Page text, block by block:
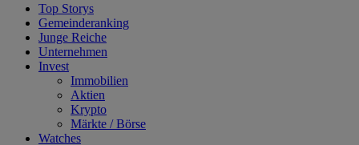
Top Storys
Gemeinderanking
Junge Reiche
Unternehmen
Invest
Immobilien
Aktien
Krypto
Märkte / Börse
Watches